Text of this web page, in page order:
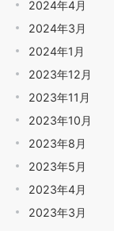
2024年4月
2024年3月
2024年1月
2023年12月
2023年11月
2023年10月
2023年8月
2023年5月
2023年4月
2023年3月